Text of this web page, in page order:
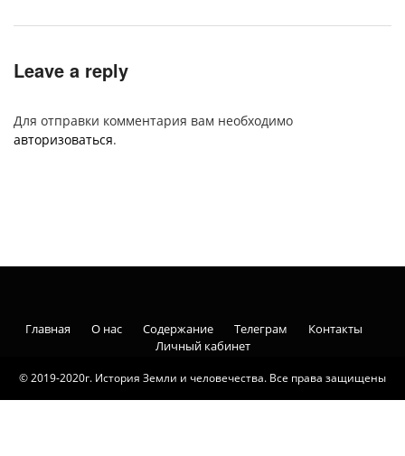
Leave a reply
Для отправки комментария вам необходимо
авторизоваться.
© 2019-2020г. История Земли и человечества. Все права защищены
Главная О нас Содержание Телеграм
Контакты
Личный кабинет